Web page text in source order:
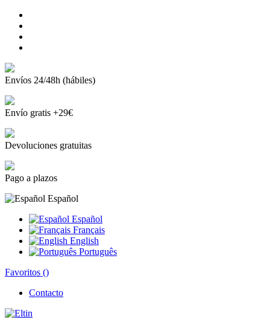
Envíos 24/48h (hábiles)
Envío gratis +29€
Devoluciones gratuitas
Pago a plazos
Español
Español
Français
English
Português
Favoritos ()
Contacto